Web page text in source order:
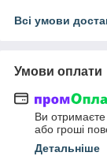
Всі умови
Умови оплати
Ви
або гроші
Детальніше